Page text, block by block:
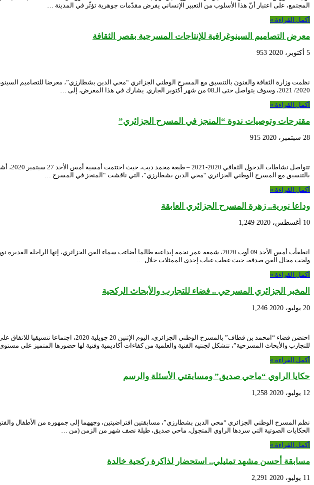
المجتمع، على اعتبار أنّ هذا الأسلوب من التعبير الإنساني يفرض مقدّمات جوهرية تؤثّر في المدينة …
أكمل القراءة »
معرض التصاميم السينوغرافية للإنتاجات المسرحية بقصر الثقافة
5 أكتوبر، 2020 953
2020/ 2021، وسوف يتواصل حتى الـ08 من شهر أكتوبر الجاري. يشارك في هذا المعرض، إلى …
أكمل القراءة »
مقترحات وتوصيات ندوة “المنجز في المسرح الجزائري”
28 سبتمبر، 2020 915
بالتنسيق مع المسرح الوطني الجزائري “محي الدين بشطارزي”، التي ناقشت “المنجز في المسرح …
أكمل القراءة »
وداعا نورية.. زهرة المسرح الجزائري العابقة
10 أغسطس، 2020 1,249
ولجت مجال الفن صدفة، حيث غطت غياب إحدى الممثلات خلال …
أكمل القراءة »
المخبر الجزائري المسرحي .. فضاء للتجارب والأبحاث الركحية
20 يوليو، 2020 1,246
احتضن فضاء “امحمد بن قطاف” بالمسرح
للتجارب والأبحاث المسرحية”، تتشكل لجنتيه الفنية والعلمية من كفاءات أكاديمية وفنية لها حضورها المتميز على
أكمل القراءة »
حكايا الراوي “ماحي صديق” ومسابقتي الأسئلة والرسم
12 يوليو، 2020 1,258
الحكايات الصوتية التي سردها الراوي المتجول، ماحي صديق، طيلة نصف شهر من الزمن (من …
أكمل القراءة »
مسابقة أحسن مشهد تمثيلي.. استحضار لذاكرة ركحية خالدة
11 يوليو، 2020 2,291